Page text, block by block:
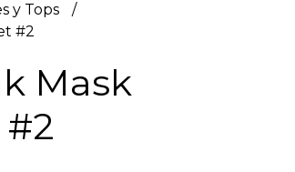
y Tops
#2
Mask
#2